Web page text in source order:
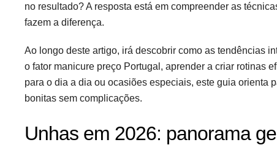
no resultado? A resposta está em compreender as
fazem a diferença.
Ao longo deste artigo, irá descobrir como as tendências
o fator manicure preço Portugal, aprender a criar rotinas
para o dia a dia ou ocasiões especiais, este guia orienta
bonitas sem complicações.
Unhas em 2026: panorama